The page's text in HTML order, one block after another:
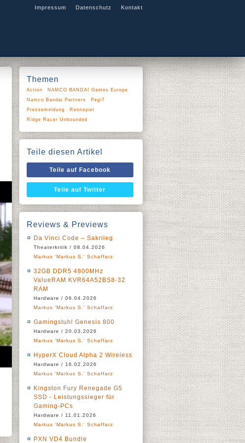
Impressum Datenschutz Kontakt
Themen
Action
NAMCO BANDAI Games Europe
Namco Bandai Partners
Pegi7
Pressemeldung
Rennspiel
Ridge Racer Unbounded
Teile diesen Artikel
Teile auf Facebook
Teile auf Twitter
Reviews & Previews
Da Vinci Code – Sakrileg
Theaterkritik / 08.04.2026
Markus 'Markus S.' Schaffarz
32GB DDR5 4800MHz
ValueRAM KVR64A52BS8-32
RAM
Hardware / 06.04.2026
Markus 'Markus S.' Schaffarz
Gamingstuhl Genesis 800
Hardware / 20.03.2026
Markus 'Markus S.' Schaffarz
HyperX Cloud Alpha 2 Wireless
Hardware / 16.02.2026
Markus 'Markus S.' Schaffarz
Kingston Fury Renegade G5
SSD - Leistungssieger für
Gaming-PCs
Hardware / 11.01.2026
Markus 'Markus S.' Schaffarz
PXN VD4 Bundle